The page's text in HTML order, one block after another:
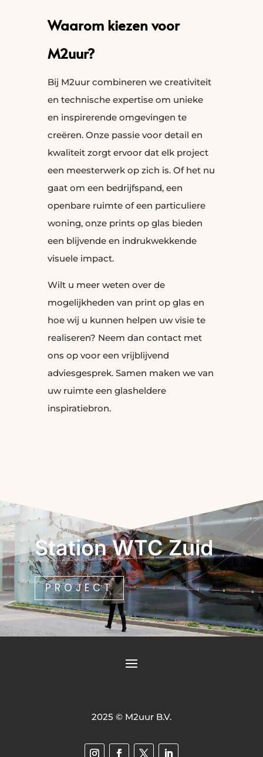
Waarom kiezen voor
M2uur?
Bij M2uur combineren we creativiteit
en technische expertise om unieke
en inspirerende omgevingen te
creëren. Onze passie voor detail en
kwaliteit zorgt ervoor dat elk project
een meesterwerk op zich is. Of het nu
gaat om een bedrijfspand, een
openbare ruimte of een particuliere
woning, onze prints op glas bieden
een blijvende en indrukwekkende
visuele impact.
Wilt u meer weten over de
mogelijkheden van print op glas en
hoe wij u kunnen helpen uw visie te
realiseren? Neem dan contactmet
ons op voor een vrijblijvend
adviesgesprek. Samen maken we van
uw ruimte een glasheldere
inspiratiebron.
Station WTC Zuid
PROJECT
2025 © M2uur B.V.